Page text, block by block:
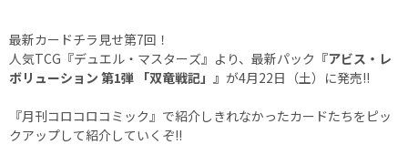
最新カードチラ見せ第7回！
人気TCG『デュエル・マスターズ』より、最新パック 『アビス・レ
ボリューション 第1弾 「双竜戦記」』 が4月22日（土）に発売!!
『月刊コロコロコミック』で紹介しきれなかったカードたちをピッ
クアップして紹介していくぞ!!